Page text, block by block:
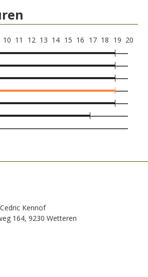
10 11 12 13 14 15 16 17 18 19 20
Kennof
164, 9230 Wetteren